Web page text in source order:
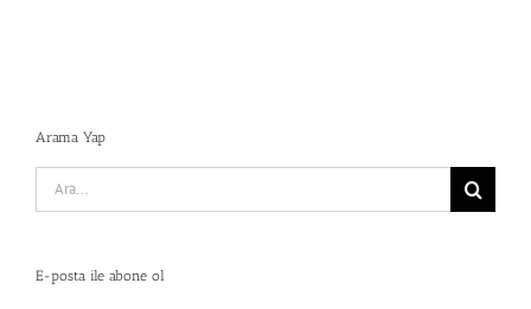
Arama Yap
Search
for:
E-posta ile abone ol